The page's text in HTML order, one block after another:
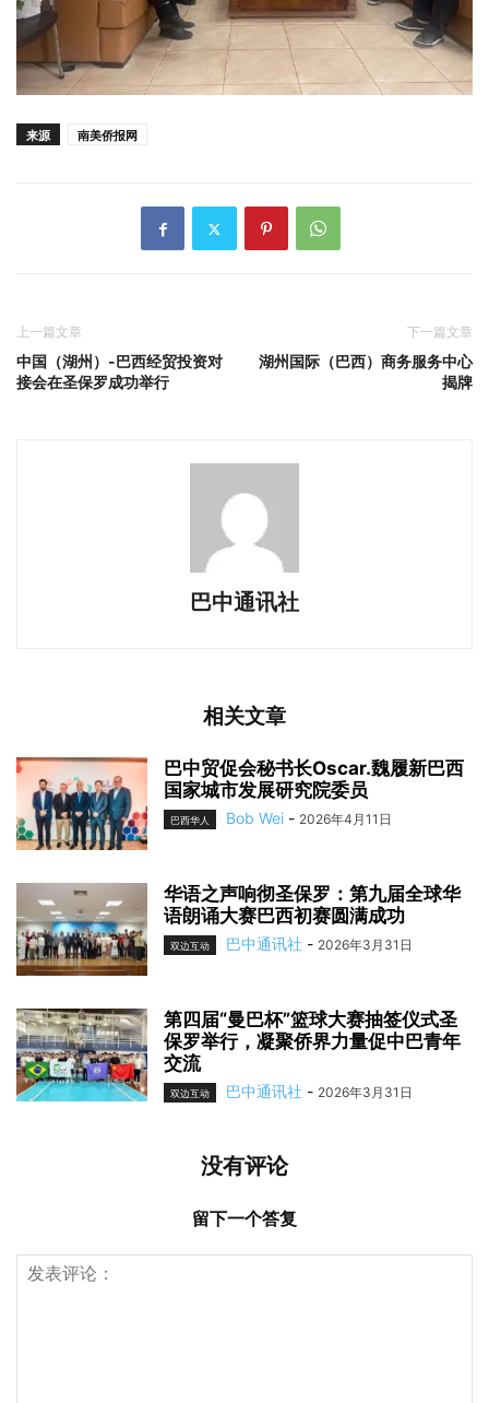
来源 南美侨报网
上一篇文章
中国（湖州）-巴西经贸投资对
接会在圣保罗成功举行
下一篇文章
湖州国际（巴西）商务服务中心
揭牌
巴中通讯社
相关文章
巴中贸促会秘书长Oscar.魏履新巴西
国家城市发展研究院委员
巴西华人 Bob Wei - 2026年4月11日
华语之声响彻圣保罗：第九届全球华
语朗诵大赛巴西初赛圆满成功
双边互动 巴中通讯社 - 2026年3月31日
第四届“曼巴杯”篮球大赛抽签仪式圣
保罗举行，凝聚侨界力量促中巴青年
交流
双边互动 巴中通讯社 - 2026年3月31日
没有评论
留下一个答复